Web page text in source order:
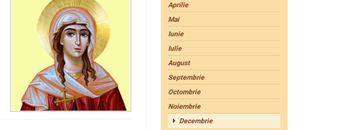
Aprilie
Mai
Iunie
Iulie
August
Septembrie
Octombrie
Noiembrie
Decembrie